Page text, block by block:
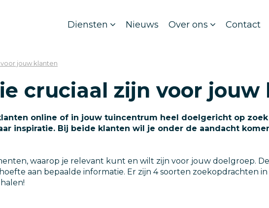
jouw klanten
Diensten Nieuws Over ons Contact
cruciaal zijn voor jouw
online of in jouw tuincentrum heel doelgericht op
inspiratie. Bij beide klanten wil je onder de aandacht
waarop je relevant kunt en wilt zijn voor jouw doelgroep.
aan bepaalde informatie. Er zijn 4 soorten zoekopdrachten